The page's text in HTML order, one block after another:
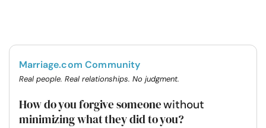
Marriage.com Community
Real people. Real relationships. No judgment.
How do you forgive someonewithout
minimizing what they did to you?